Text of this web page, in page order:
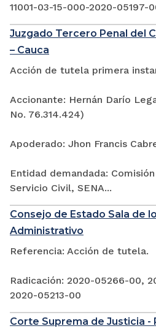
11001-03-15-000-2020-05197-
Juzgado Tercero Penal del
– Cauca
Acción de tutela primera
Accionante: Hernán Darío
No. 76.314.424)
Apoderado: Jhon Francis
Entidad demandada:
Servicio Civil, SENA...
Consejo de Estado Sala de
Administrativo
Referencia: Acción de tutela.
Radicación: 2020-05266-00,
2020-05213-00
Corte Suprema de Justicia -